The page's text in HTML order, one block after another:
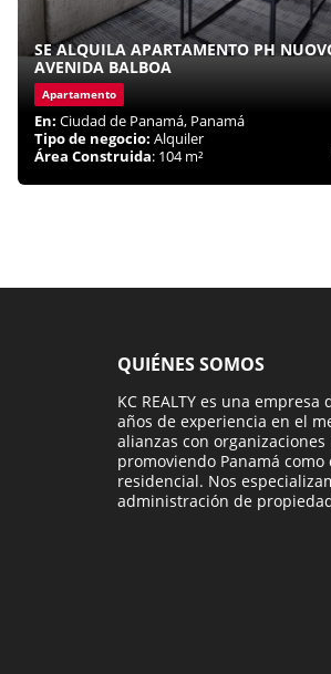
SE ALQUILA APARTAMENTO PH
AVENIDA BALBOA
Apartamento
En: Ciudad de Panamá, Panamá
Tipo de negocio: Alquiler
Área Construida: 104 m²
QUIÉNES SOMOS
KC REALTY es una
años de experiencia en el
alianzas con
promoviendo Panamá
residencial. Nos
administración de